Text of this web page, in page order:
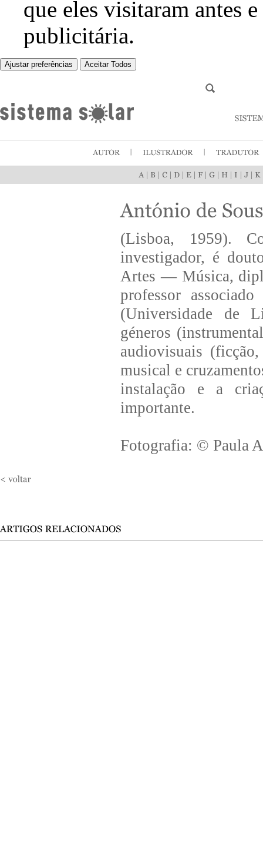
que eles visitaram antes
publicitária.
Ajustar preferências Aceitar Todos
(Lisboa, 1959).
investigador, é
Artes — Música,
professor
(Universidade de
géneros
audiovisuais
musical e
instalação e a
importante.
Fotografia: © Paula